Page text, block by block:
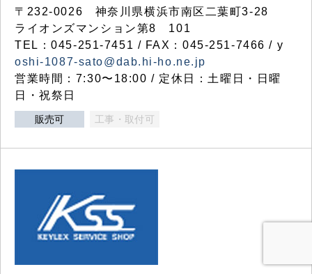
〒232-0026 神奈川県横浜市南区二葉町3-28
ライオンズマンション第8 101
TEL：045-251-7451 / FAX：045-251-7466 / y
oshi-1087-sato@dab.hi-ho.ne.jp
営業時間：7:30〜18:00 / 定休日：土曜日・日曜
日・祝祭日
販売可 工事・取付可